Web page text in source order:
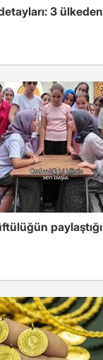
3 ülkeden
paylaştığı